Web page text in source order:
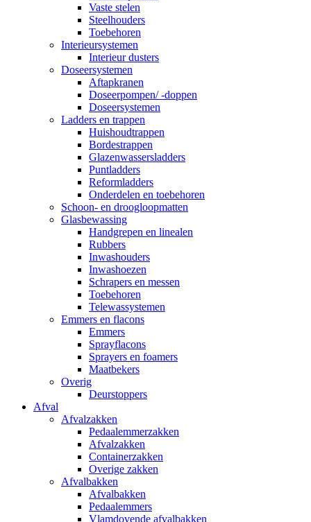
Vaste stelen
Steelhouders
Toebehoren
Interieursystemen
Interieur dusters
Doseersystemen
Aftapkranen
Doseerpompen/ -doppen
Doseersystemen
Ladders en trappen
Huishoudtrappen
Bordestrappen
Glazenwassersladders
Puntladders
Reformladders
Onderdelen en toebehoren
Schoon- en droogloopmatten
Glasbewassing
Handgrepen en linealen
Rubbers
Inwashouders
Inwashoezen
Schrapers en messen
Toebehoren
Telewassystemen
Emmers en flacons
Emmers
Sprayflacons
Sprayers en foamers
Maatbekers
Overig
Deurstoppers
Afval
Afvalzakken
Pedaalemmerzakken
Afvalzakken
Containerzakken
Overige zakken
Afvalbakken
Afvalbakken
Pedaalemmers
Vlamdovende afvalbakken